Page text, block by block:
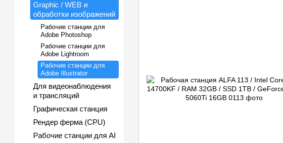
Graphic / WEB и
обработки изображений
Рабочие станции для
Adobe Photoshop
Рабочие станции для
Adobe Lightroom
Рабочие станции для
Adobe Illustrator
Для видеонаблюдения
и трансляций
Графическая станция
Рендер ферма (CPU)
Рабочие станции для AI